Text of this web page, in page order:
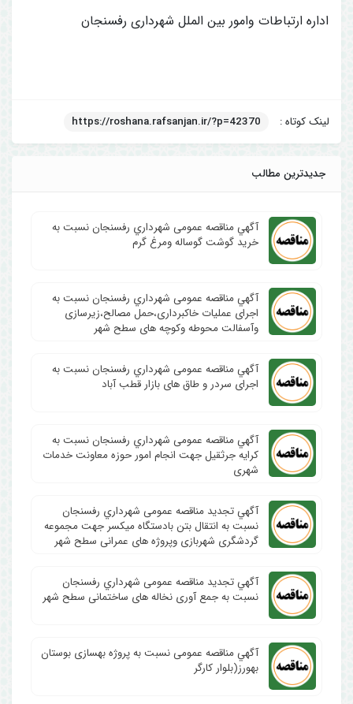
اداره ارتباطات وامور بین الملل شهرداری رفسنجان
لینک کوتاه : https://roshana.rafsanjan.ir/?p=42370
جدیدترین مطالب
آگهي مناقصه عمومی شهرداري رفسنجان نسبت به
خرید گوشت گوساله ومرغ گرم
آگهي مناقصه عمومی شهرداري رفسنجان نسبت به
اجرای عملیات خاکبرداری،حمل مصالح،زیرسازی
وآسفالت محوطه وکوچه های سطح شهر
آگهي مناقصه عمومی شهرداري رفسنجان نسبت به
اجرای سردر و طاق های بازار قطب آباد
آگهي مناقصه عمومی شهرداري رفسنجان نسبت به
کرایه جرثقیل جهت انجام امور حوزه معاونت خدمات
شهری
آگهي تجدید مناقصه عمومی شهرداري رفسنجان
نسبت به انتقال بتن بادستگاه میکسر جهت مجموعه
گردشگری شهربازی وپروژه های عمرانی سطح شهر
آگهي تجدید مناقصه عمومی شهرداري رفسنجان
نسبت به جمع آوری نخاله های ساختمانی سطح شهر
آگهي مناقصه عمومی نسبت به پروژه بهسازی بوستان
بهورز(بلوار کارگر